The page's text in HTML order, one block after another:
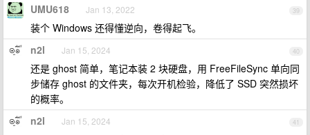
39
UMU618 Jan 13, 2022
装个 Windows 还得懂逆向，卷得起飞。
40
n2l Jan 15, 2024
还是 ghost 简单，笔记本装 2 块硬盘，用 FreeFileSync 单向同
步储存 ghost 的文件夹，每次开机检验，降低了 SSD 突然损坏
的概率。
41
n2l Jan 15, 2024